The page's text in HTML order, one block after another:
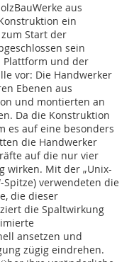
aus
ein
Start der
sein
Plattform und der
vor: Die Handwerker
Ebenen aus
und montierten an
Da die Konstruktion
es auf eine besonders
die Handwerker
auf die nur vier
wirken. Mit der „Unix-
Spitze) verwendeten die
die dieser
die Spaltwirkung
ansetzen und
zügig eindrehen.